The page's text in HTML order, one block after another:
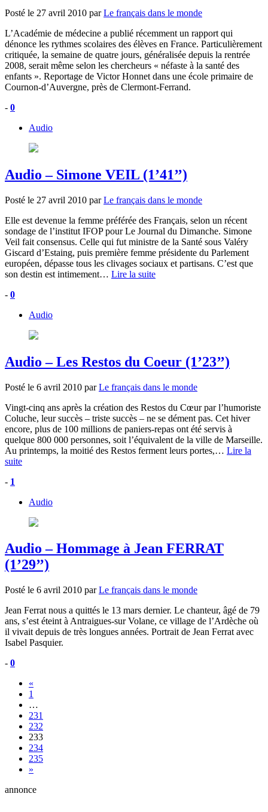
Posté le 27 avril 2010 par Le français dans le monde
L’Académie de médecine a publié récemment un rapport qui
dénonce les rythmes scolaires des élèves en France. Particulièrement
critiquée, la semaine de quatre jours, généralisée depuis la rentrée
2008, serait même selon les chercheurs « néfaste à la santé des
enfants ». Reportage de Victor Honnet dans une école primaire de
Cournon-d’Auvergne, près de Clermont-Ferrand.
- 0
Audio
Audio – Simone VEIL (1’41’’)
Posté le 27 avril 2010 par Le français dans le monde
Elle est devenue la femme préférée des Français, selon un récent
sondage de l’institut IFOP pour Le Journal du Dimanche. Simone
Veil fait consensus. Celle qui fut ministre de la Santé sous Valéry
Giscard d’Estaing, puis première femme présidente du Parlement
européen, dépasse tous les clivages sociaux et partisans. C’est que
son destin est intimement… Lire la suite
- 0
Audio
Audio – Les Restos du Coeur (1’23’’)
Posté le 6 avril 2010 par Le français dans le monde
Vingt-cinq ans après la création des Restos du Cœur par l’humoriste
Coluche, leur succès – triste succès – ne se dément pas. Cet hiver
encore, plus de 100 millions de paniers-repas ont été servis à
quelque 800 000 personnes, soit l’équivalent de la ville de Marseille.
Au printemps, la moitié des Restos ferment leurs portes,… Lire la
suite
- 1
Audio
Audio – Hommage à Jean FERRAT
(1’29’’)
Posté le 6 avril 2010 par Le français dans le monde
Jean Ferrat nous a quittés le 13 mars dernier. Le chanteur, âgé de 79
ans, s’est éteint à Antraigues-sur Volane, ce village de l’Ardèche où
il vivait depuis de très longues années. Portrait de Jean Ferrat avec
Isabel Pasquier.
- 0
«
1
…
231
232
233
234
235
»
annonce